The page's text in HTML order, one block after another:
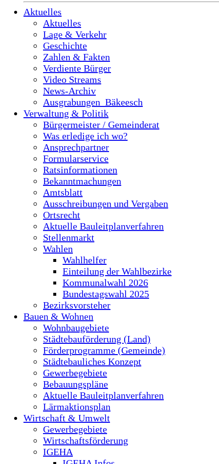
Aktuelles
Aktuelles
Lage & Verkehr
Geschichte
Zahlen & Fakten
Verdiente Bürger
Video Streams
News-Archiv
Ausgrabungen_Bäkeesch
Verwaltung & Politik
Bürgermeister / Gemeinderat
Was erledige ich wo?
Ansprechpartner
Formularservice
Ratsinformationen
Bekanntmachungen
Amtsblatt
Ausschreibungen und Vergaben
Ortsrecht
Aktuelle Bauleitplanverfahren
Stellenmarkt
Wahlen
Wahlhelfer
Einteilung der Wahlbezirke
Kommunalwahl 2026
Bundestagswahl 2025
Bezirksvorsteher
Bauen & Wohnen
Wohnbaugebiete
Städtebauförderung (Land)
Förderprogramme (Gemeinde)
Städtebauliches Konzept
Gewerbegebiete
Bebauungspläne
Aktuelle Bauleitplanverfahren
Lärmaktionsplan
Wirtschaft & Umwelt
Gewerbegebiete
Wirtschaftsförderung
IGEHA